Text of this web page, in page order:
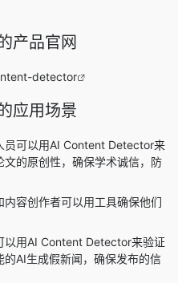
产品官网
detector
应用场景
员可以用AI Content Detector来
的原创性，确保学术诚信，防
内容创作者可以用工具确保他们
以用AI Content Detector来验证
AI生成假新闻，确保发布的信